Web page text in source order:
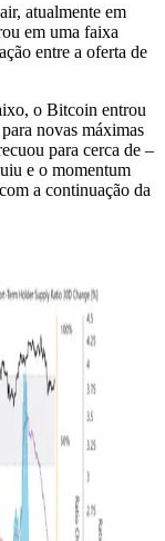
atualmente em
em uma faixa
entre a oferta de
o Bitcoin entrou
novas máximas
para cerca de –
e o momentum
a continuação da